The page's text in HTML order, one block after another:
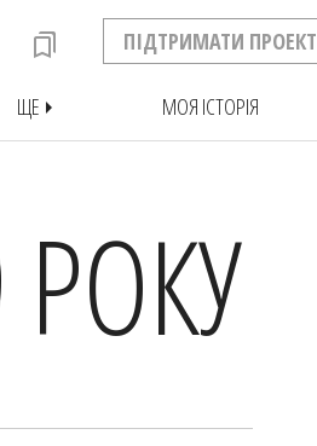
ПІДТРИМАТИ ПРОЕКТ
bookmarks
ЩЕarrow_right МОЯ ІСТОРІЯ